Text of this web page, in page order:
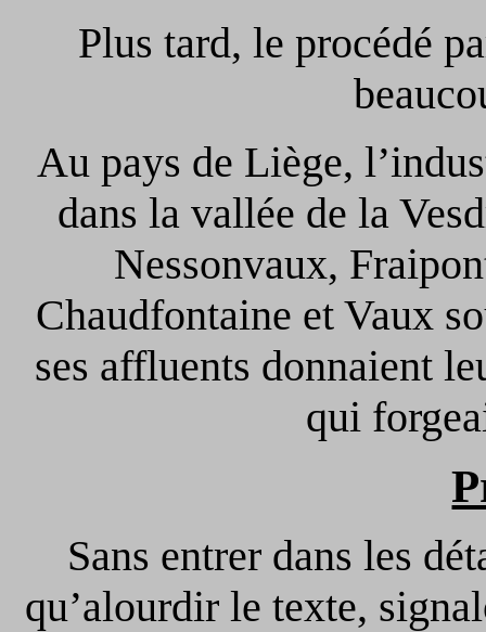
Plus tard, le procédé
Au pays de Liège,
dans la vallée de la
Nessonvaux,
Chaudfontaine et Vaux
ses affluents donnaient
qui
Sans entrer dans les
qu’alourdir le texte,